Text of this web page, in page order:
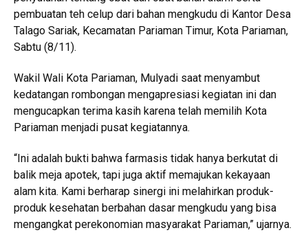
pembuatan teh celup dari bahan mengkudu di Kantor Desa
Talago Sariak, Kecamatan Pariaman Timur, Kota Pariaman,
Sabtu (8/11).
Wakil Wali Kota Pariaman, Mulyadi saat menyambut
kedatangan rombongan mengapresiasi kegiatan ini dan
mengucapkan terima kasih karena telah memilih Kota
Pariaman menjadi pusat kegiatannya.
“Ini adalah bukti bahwa farmasis tidak hanya berkutat di
balik meja apotek, tapi juga aktif memajukan kekayaan
alam kita. Kami berharap sinergi ini melahirkan produk-
produk kesehatan berbahan dasar mengkudu yang bisa
mengangkat perekonomian masyarakat Pariaman,” ujarnya.